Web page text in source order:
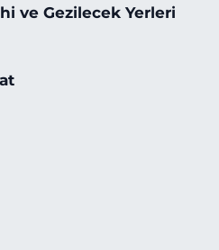
ve Gezilecek Yerleri